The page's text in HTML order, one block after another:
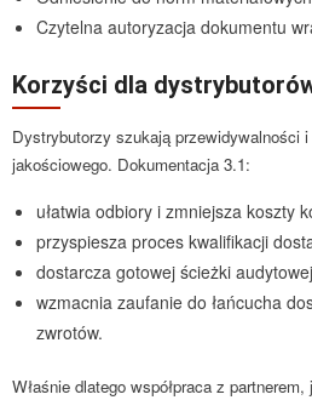
Czytelna autoryzacja dokumentu
Korzyści dla
Dystrybutorzy szukają przewidywalności
jakościowego. Dokumentacja 3.1:
ułatwia odbiory i zmniejsza koszty
przyspiesza proces kwalifikacji
dostarcza gotowej ścieżki
wzmacnia zaufanie do łańcucha
zwrotów.
Właśnie dlatego współpraca z partnerem,